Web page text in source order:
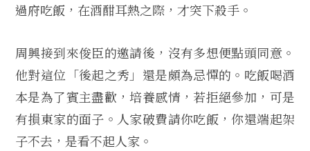
過府吃飯，在酒酣耳熱之際，才突下殺手。
周興接到來俊臣的邀請後，沒有多想便點頭同意。
他對這位「後起之秀」還是頗為忌憚的。吃飯喝酒
本是為了賓主盡歡，培養感情，若拒絕參加，可是
有損東家的面子。人家破費請你吃飯，你還端起架
子不去，是看不起人家。